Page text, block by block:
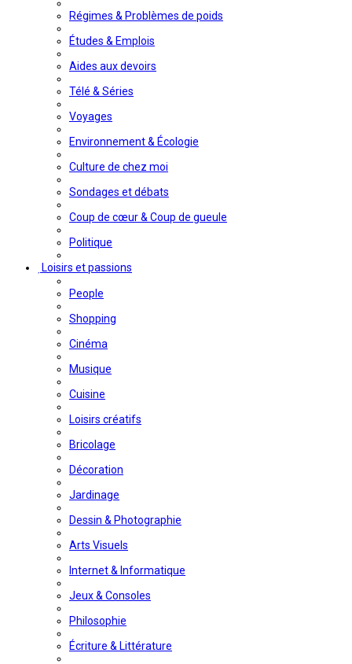
Régimes & Problèmes de poids
Études & Emplois
Aides aux devoirs
Télé & Séries
Voyages
Environnement & Écologie
Culture de chez moi
Sondages et débats
Coup de cœur & Coup de gueule
Politique
Loisirs et passions
People
Shopping
Cinéma
Musique
Cuisine
Loisirs créatifs
Bricolage
Décoration
Jardinage
Dessin & Photographie
Arts Visuels
Internet & Informatique
Jeux & Consoles
Philosophie
Écriture & Littérature